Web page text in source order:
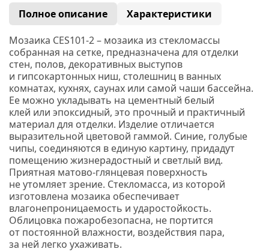
Полное описание
Характеристики
Мозаика CES101-2 – мозаика из стекломассы
собранная на сетке, предназначена для отделки
стен, полов, декоративных выступов
и гипсокартонных ниш, столешниц в ванных
комнатах, кухнях, саунах или самой чаши бассейна.
Ее можно укладывать на цементный белый
клей или эпоксидный, это прочный и практичный
материал для отделки. Изделие отличается
выразительной цветовой гаммой. Синие, голубые
чипы, соединяются в единую картину, придадут
помещению жизнерадостный и светлый вид.
Приятная матово-глянцевая поверхность
не утомляет зрение. Стекломасса, из которой
изготовлена мозаика обеспечивает
влагонепроницаемость и ударостойкость.
Облицовка пожаробезопасна, не портится
от постоянной влажности, воздействия пара,
за ней легко ухаживать.